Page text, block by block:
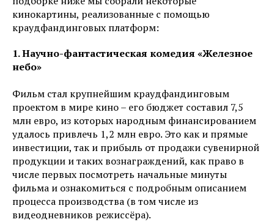
кинокартины, реализованные с помощью
краудфандинговых платформ:
1. Научно-фантастическая комедия «Железное
небо»
Фильм стал крупнейшим краудфандинговым
проектом в мире кино – его бюджет составил 7,5
млн евро, из которых народным финансированием
удалось привлечь 1,2 млн евро. Это как и прямые
инвестиции, так и прибыль от продажи сувенирной
продукции и таких вознаграждений, как право в
числе первых посмотреть начальные минуты
фильма и ознакомиться с подробным описанием
процесса производства (в том числе из
видеодневников режиссёра).